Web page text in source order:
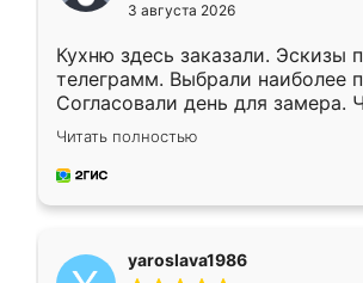
3 августа 2026
Кухню здесь заказали. Эскизы
телеграмм. Выбрали наиболее
Согласовали день для замера.
недели кухня была уже готова.
довольны работой. Спасибо
мебель за качественную работу!
Читать полностью
yaroslava1986